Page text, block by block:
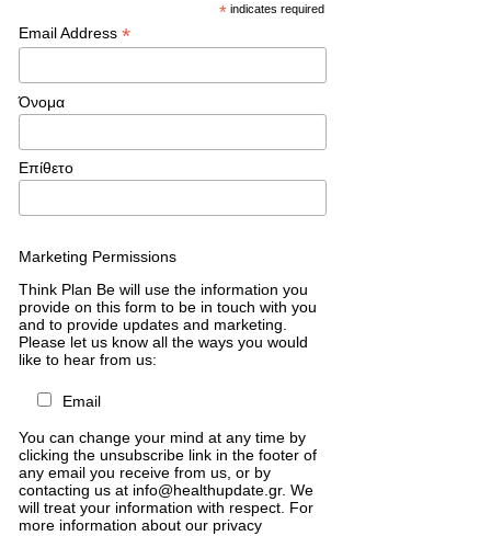
* indicates required
Email Address *
Όνομα
Επίθετο
Marketing Permissions
Think Plan Be will use the information you
provide on this form to be in touch with you
and to provide updates and marketing.
Please let us know all the ways you would
like to hear from us:
Email
You can change your mind at any time by
clicking the unsubscribe link in the footer of
any email you receive from us, or by
contacting us at info@healthupdate.gr. We
will treat your information with respect. For
more information about our privacy